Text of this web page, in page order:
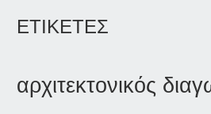
ΕΤΙΚΕΤΕΣ
αρχιτεκτονικός